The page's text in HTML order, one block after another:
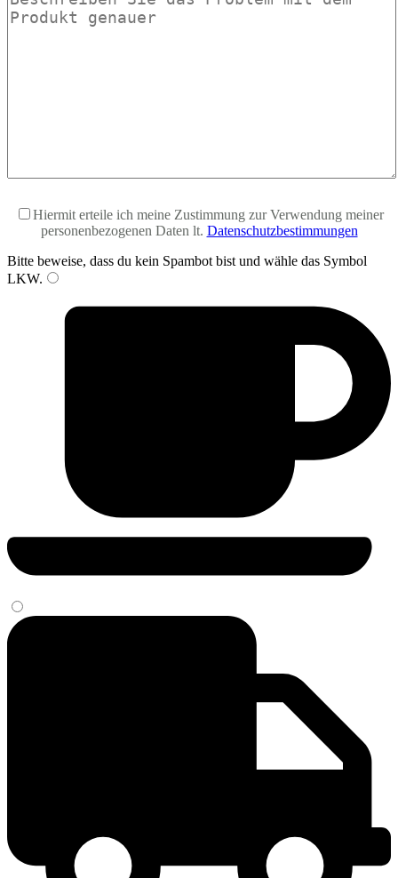
Hiermit erteile ich meine Zustimmung zur Verwendung meiner
personenbezogenen Daten lt. Datenschutzbestimmungen
Bitte beweise, dass du kein Spambot bist und wähle das Symbol
LKW.